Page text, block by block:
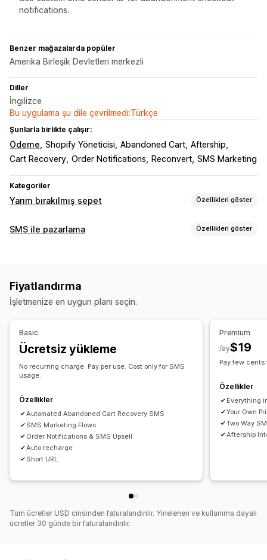
notifications.
Benzer mağazalarda popüler
Amerika Birleşik Devletleri merkezli
Diller
İngilizce
Bu uygulama şu dile çevrilmedi:Türkçe
Şunlarla birlikte çalışır:
Ödeme Shopify Yöneticisi Abandoned Cart Aftership
Cart Recovery Order Notifications Reconvert SMS Marketing
Kategoriler
Yarım bırakılmış sepet Özellikleri göster
Sepet kurtarma
Görüntüleme seçenekleri
Şablonlar
SMS ile pazarlama Özellikleri göster
Kişiselleştirilmiş mesajlar
Şablonlar
Çift yönlü mesajlaşma
Özel segmentler
İş akışı otomasyonu
Sepet kurtarma
İndirim kodları
Geri bildirim talepleri
Sipariş takibi
Hoş geldiniz mesajları
Fiyatlandırma
İşletmenize en uygun planı seçin.
Basic
Ücretsiz yükleme
No recurring charge. Pay per use. Cost only for SMS
usage.
Özellikler
Automated Abandoned Cart Recovery SMS
SMS Marketing Flows
Order Notifications & SMS Upsell
Auto recharge
Short URL
Premium
$19
/ay
Pay few
Özellikler
Everything
Your Own
Two Way
Aftership
Tüm ücretler USD cinsinden faturalandırılır. Yinelenen ve kullanıma dayalı
ücretler 30 günde bir faturalandırılır.